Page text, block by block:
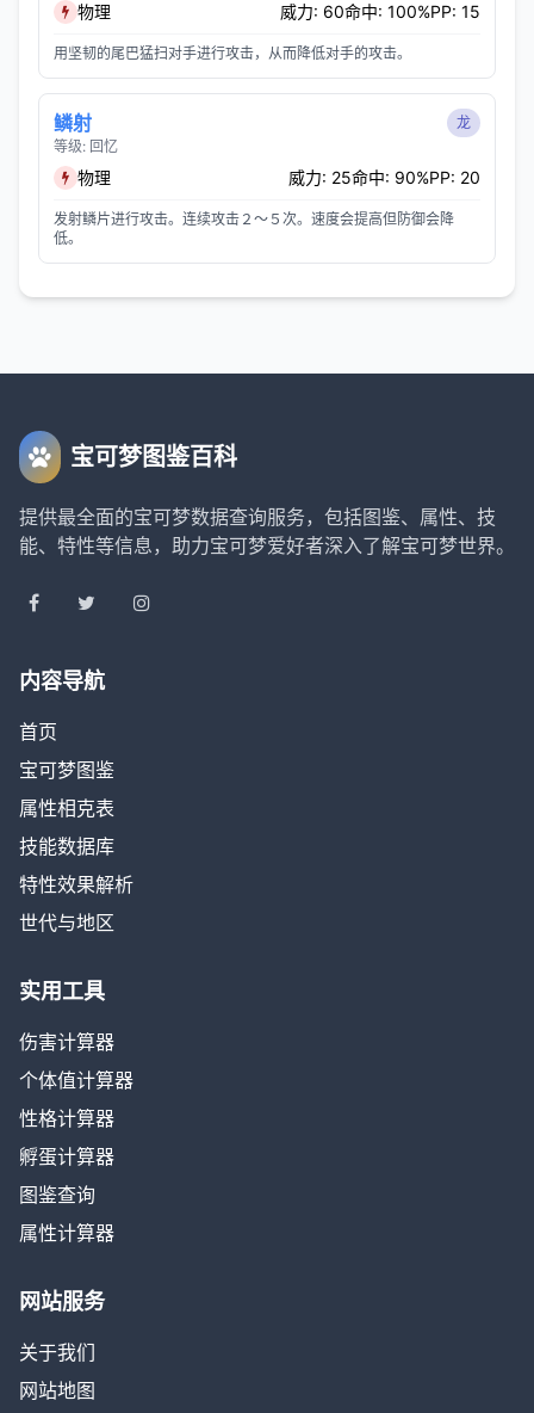
物理 威力: 60命中: 100%PP: 15
用坚韧的尾巴猛扫对手进行攻击，从而降低对手的攻击。
鳞射
等级: 回忆
龙
物理 威力: 25命中: 90%PP: 20
发射鳞片进行攻击。连续攻击２～５次。速度会提高但防御会降
低。
宝可梦图鉴百科
提供最全面的宝可梦数据查询服务，包括图鉴、属性、技
能、特性等信息，助力宝可梦爱好者深入了解宝可梦世界。
内容导航
首页
宝可梦图鉴
属性相克表
技能数据库
特性效果解析
世代与地区
实用工具
伤害计算器
个体值计算器
性格计算器
孵蛋计算器
图鉴查询
属性计算器
网站服务
关于我们
网站地图